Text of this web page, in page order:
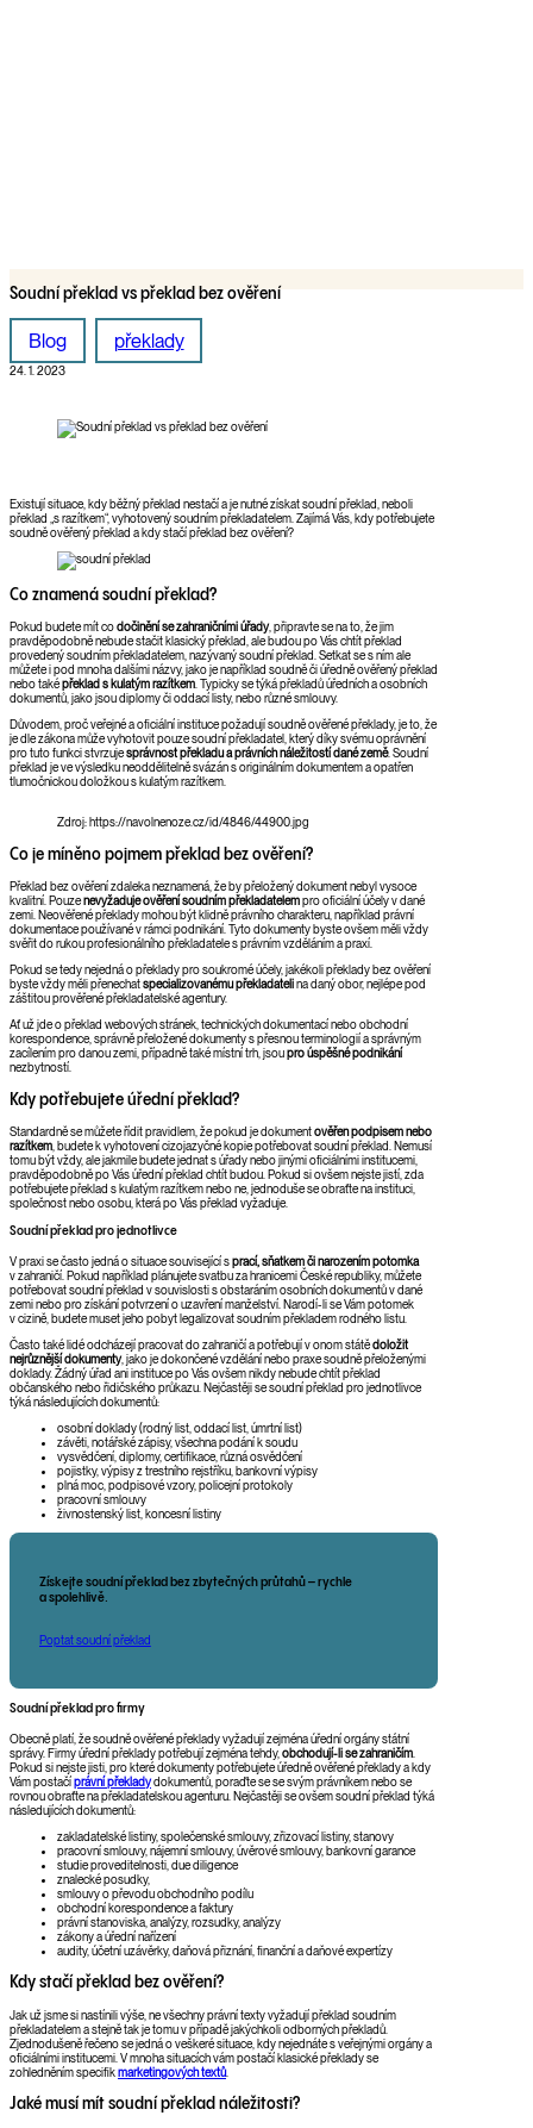
Soudní překlad vs překlad bez ověření
Blog překlady
24. 1. 2023
Existují situace, kdy běžný překlad nestačí a je nutné získat soudní překlad, neboli
překlad „s razítkem“, vyhotovený soudním překladatelem. Zajímá Vás, kdy potřebujete
soudně ověřený překlad a kdy stačí překlad bez ověření?
Co znamená soudní překlad?
Pokud budete mít codočinění se zahraničními úřady, připravte se na to, že jim
pravděpodobně nebude stačit klasický překlad, ale budou po Vás chtít překlad
provedený soudním překladatelem, nazývaný soudní překlad. Setkat se s ním ale
můžete i pod mnoha dalšími názvy, jako je například soudně či úředně ověřený překlad
nebo taképřeklad s kulatým razítkem. Typicky se týká překladů úředních a osobních
dokumentů, jako jsou diplomy či oddací listy, nebo různé smlouvy.
Důvodem, proč veřejné a oficiální instituce požadují soudně ověřené překlady, je to, že
je dle zákona může vyhotovit pouze soudní překladatel, který díky svému oprávnění
pro tuto funkci stvrzujesprávnost překladu a právních náležitostí dané země. Soudní
překlad je ve výsledku neoddělitelně svázán s originálním dokumentem a opatřen
tlumočnickou doložkou s kulatým razítkem.
Zdroj: https://navolnenoze.cz/id/4846/44900.jpg
Co je míněno pojmem překlad bez ověření?
Překlad bez ověření zdaleka neznamená, že by přeložený dokument nebyl vysoce
kvalitní. Pouzenevyžadujeověření soudním překladatelempro oficiální účely v dané
zemi. Neověřené překlady mohou být klidně právního charakteru, například právní
dokumentace používané v rámci podnikání. Tyto dokumenty byste ovšem měli vždy
svěřit do rukou profesionálního překladatele s právním vzděláním a praxí.
Pokud se tedy nejedná o překlady pro soukromé účely, jakékoli překlady bez ověření
byste vždy měli přenechatspecializovanému překladatelina daný obor, nejlépe pod
záštitou prověřené překladatelské agentury.
Ať už jde o překlad webových stránek, technických dokumentací nebo obchodní
korespondence, správně přeložené dokumenty s přesnou terminologií a správným
zacílením pro danou zemi, případně také místní trh, jsoupro úspěšné podnikání
nezbytností.
Kdy potřebujete úřední překlad?
Standardně se můžete řídit pravidlem, že pokud je dokumentověřen podpisem nebo
razítkem , budete k vyhotovení cizojazyčné kopie potřebovat soudní překlad. Nemusí
tomu být vždy, ale jakmile budete jednat s úřady nebo jinými oficiálními institucemi,
pravděpodobně po Vás úřední překlad chtít budou. Pokud si ovšem nejste jistí, zda
potřebujete překlad s kulatým razítkem nebo ne, jednoduše se obraťte na instituci,
společnost nebo osobu, která po Vás překlad vyžaduje.
Soudní překlad pro jednotlivce
V praxi se často jedná o situace související sprací, sňatkem či narozením potomka
v zahraničí. Pokud například plánujete svatbu za hranicemi České republiky, můžete
potřebovat soudní překlad v souvislosti s obstaráním osobních dokumentů v dané
zemi nebo pro získání potvrzení o uzavření manželství. Narodí-li se Vám potomek
v cizině, budete muset jeho pobyt legalizovat soudním překladem rodného listu.
Často také lidé odcházejí pracovat do zahraničí a potřebují v onom státědoložit
nejrůznější dokumenty, jako je dokončené vzdělání nebo praxe soudně přeloženými
doklady. Žádný úřad ani instituce po Vás ovšem nikdy nebude chtít překlad
občanského nebo řidičského průkazu. Nejčastěji se soudní překlad pro jednotlivce
týká následujících dokumentů:
osobní doklady (rodný list, oddací list, úmrtní list)
závěti, notářské zápisy, všechna podání k soudu
vysvědčení, diplomy, certifikace, různá osvědčení
pojistky, výpisy z trestního rejstříku, bankovní výpisy
plná moc, podpisové vzory, policejní protokoly
pracovní smlouvy
živnostenský list, koncesní listiny
Získejte soudní překlad bez zbytečných průtahů – rychle
a spolehlivě.
Poptat soudní překlad
Soudní překlad pro firmy
Obecně platí, že soudně ověřené překlady vyžadují zejména úřední orgány státní
správy. Firmy úřední překlady potřebují zejména tehdy, obchodují-li se zahraničím
Pokud si nejste jisti, pro které dokumenty potřebujete úředně ověřené překlady a kdy
Vám postačíprávní překladydokumentů, poraďte se se svým právníkem nebo se
rovnou obraťte na překladatelskou agenturu. Nejčastěji se ovšem soudní překlad týká
následujících dokumentů:
zakladatelské listiny, společenské smlouvy, zřizovací listiny, stanovy
pracovní smlouvy, nájemní smlouvy, úvěrové smlouvy, bankovní garance
studie proveditelnosti, due diligence
znalecké posudky,
smlouvy o převodu obchodního podílu
obchodní korespondence a faktury
právní stanoviska, analýzy, rozsudky, analýzy
zákony a úřední nařízení
audity, účetní uzávěrky, daňová přiznání, finanční a daňové expertízy
Kdy stačí překlad bez ověření?
Jak už jsme si nastínili výše, ne všechny právní texty vyžadují překlad soudním
překladatelem a stejně tak je tomu v případě jakýchkoli odborných překladů.
Zjednodušeně řečeno se jedná o veškeré situace, kdy nejednáte s veřejnými orgány a
oficiálními institucemi. V mnoha situacích vám postačí klasické překlady se
zohledněním specifikmarketingových textů.
Jaké musí mít soudní překlad náležitosti?